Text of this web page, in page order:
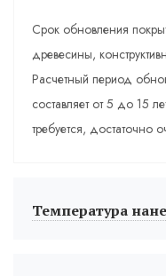
Срок обновления
древесины,
Расчетный период
составляет от 5 до 15
требуется, достаточно
Температура